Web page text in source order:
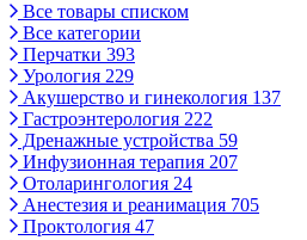
Все товары списком
Все категории
Перчатки 393
Урология 229
Акушерство и гинекология 137
Гастроэнтерология 222
Дренажные устройства 59
Инфузионная терапия 207
Отоларингология 24
Анестезия и реанимация 705
Проктология 47